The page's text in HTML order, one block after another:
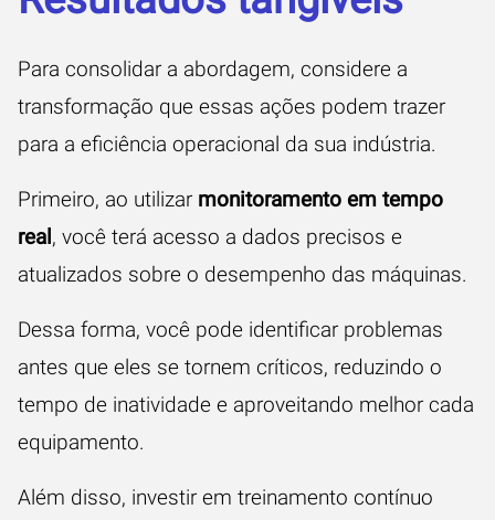
Para consolidar a abordagem, considere a
transformação que essas ações podem trazer
para a eficiência operacional da sua indústria.
Primeiro, ao utilizar monitoramento em tempo
real , você terá acesso a dados precisos e
atualizados sobre o desempenho das máquinas.
Dessa forma, você pode identificar problemas
antes que eles se tornem críticos, reduzindo o
tempo de inatividade e aproveitando melhor cada
equipamento.
Além disso, investir em treinamento contínuo